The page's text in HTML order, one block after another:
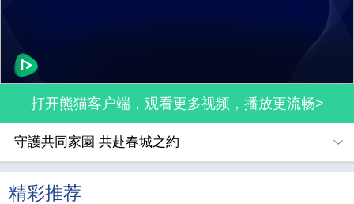
打开熊猫客户端，观看更多视频，播放更流畅>
守護共同家園 共赴春城之約
精彩推荐